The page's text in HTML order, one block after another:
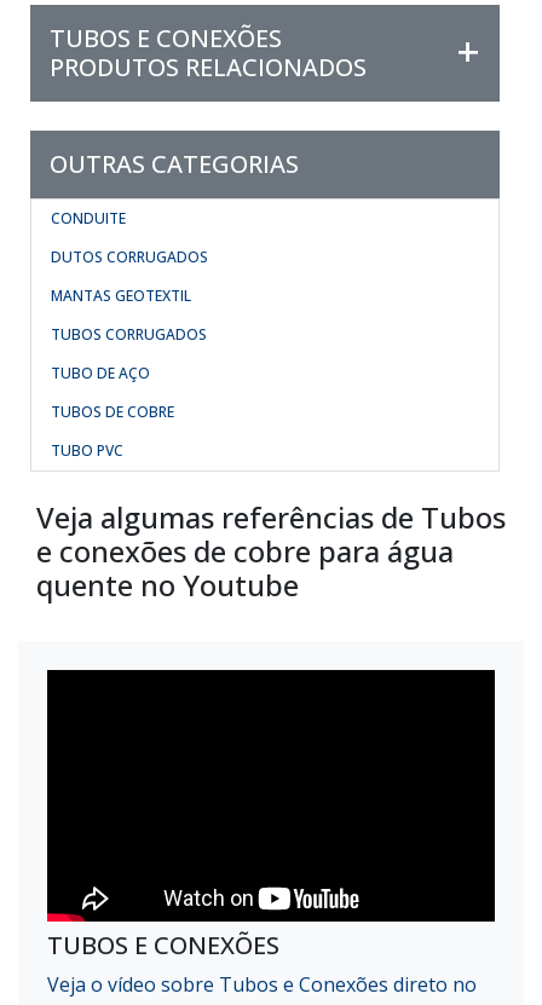
TUBOS E CONEXÕES
PRODUTOS RELACIONADOS
OUTRAS CATEGORIAS
CONDUITE
DUTOS CORRUGADOS
MANTAS GEOTEXTIL
TUBOS CORRUGADOS
TUBO DE AÇO
TUBOS DE COBRE
TUBO PVC
Veja algumas referências de Tubos
e conexões de cobre para água
quente no Youtube
TUBOS E CONEXÕES
Veja o vídeo sobre Tubos e Conexões direto no